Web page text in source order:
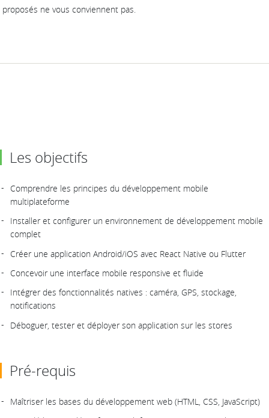
proposés ne vous conviennent pas.
Les objectifs
Comprendre les principes du développement mobile
multiplateforme
Installer et configurer un environnement de développement mobile
complet
Créer une application Android/iOS avec React Native ou Flutter
Concevoir une interface mobile responsive et fluide
Intégrer des fonctionnalités natives : caméra, GPS, stockage,
notifications
Déboguer, tester et déployer son application sur les stores
Pré-requis
Maîtriser les bases du développement web (HTML, CSS, JavaScript)